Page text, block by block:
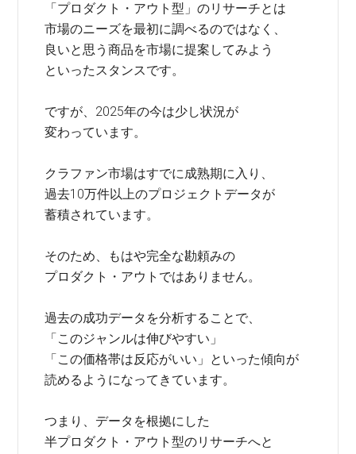
「プロダクト・アウト型」のリサーチとは
市場のニーズを最初に調べるのではなく、
良いと思う商品を市場に提案してみよう
といったスタンスです。
ですが、2025年の今は少し状況が
変わっています。
クラファン市場はすでに成熟期に入り、
過去10万件以上のプロジェクトデータが
蓄積されています。
そのため、もはや完全な勘頼みの
プロダクト・アウトではありません。
過去の成功データを分析することで、
「このジャンルは伸びやすい」
「この価格帯は反応がいい」といった傾向が
読めるようになってきています。
つまり、データを根拠にした
半プロダクト・アウト型のリサーチへと